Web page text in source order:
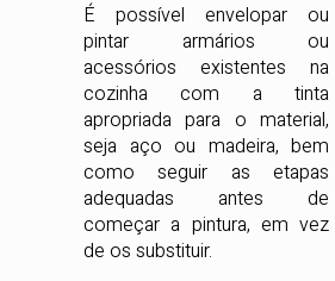
É possível envelopar ou
pintar armários ou
acessórios existentes na
cozinha com a tinta
apropriada para o material,
seja aço ou madeira, bem
como seguir as etapas
adequadas antes de
começar a pintura, em vez
de os substituir.